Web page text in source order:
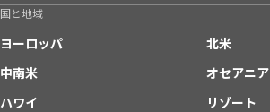
国と地域
ヨーロッパ
北米
中南米
オセアニア
ハワイ
リゾート